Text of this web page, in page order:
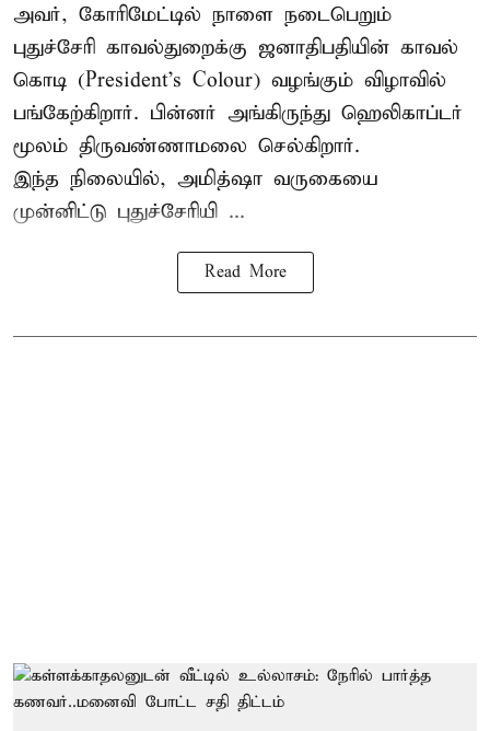
அவர், கோரிமேட்டில் நாளை நடைபெறும்
புதுச்சேரி காவல்துறைக்கு ஜனாதிபதியின் காவல்
கொடி (President's Colour) வழங்கும் விழாவில்
பங்கேற்கிறார். பின்னர் அங்கிருந்து ஹெலிகாப்டர்
மூலம் திருவண்ணாமலை செல்கிறார்.
இந்த நிலையில், அமித்ஷா வருகையை
முன்னிட்டு புதுச்சேரியி ...
Read More